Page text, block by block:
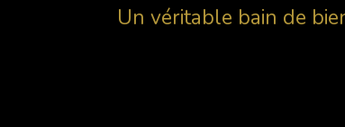
Un véritable bain de